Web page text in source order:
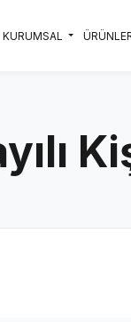
KURUMSAL